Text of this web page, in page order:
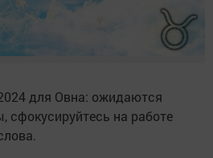
для Овна: ожидаются
на работе